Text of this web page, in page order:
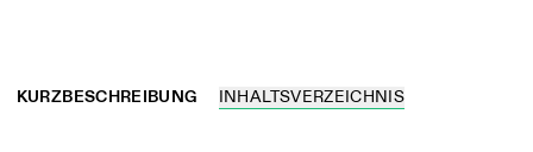
KURZBESCHREIBUNG INHALTSVERZEICHNIS